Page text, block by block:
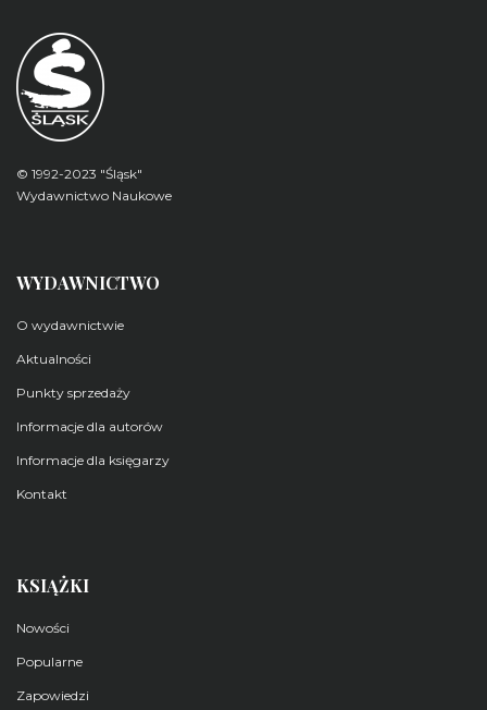
© 1992-2023 "Śląsk"
Wydawnictwo Naukowe
WYDAWNICTWO
O wydawnictwie
Aktualności
Punkty sprzedaży
Informacje dla autorów
Informacje dla księgarzy
Kontakt
KSIĄŻKI
Nowości
Popularne
Zapowiedzi